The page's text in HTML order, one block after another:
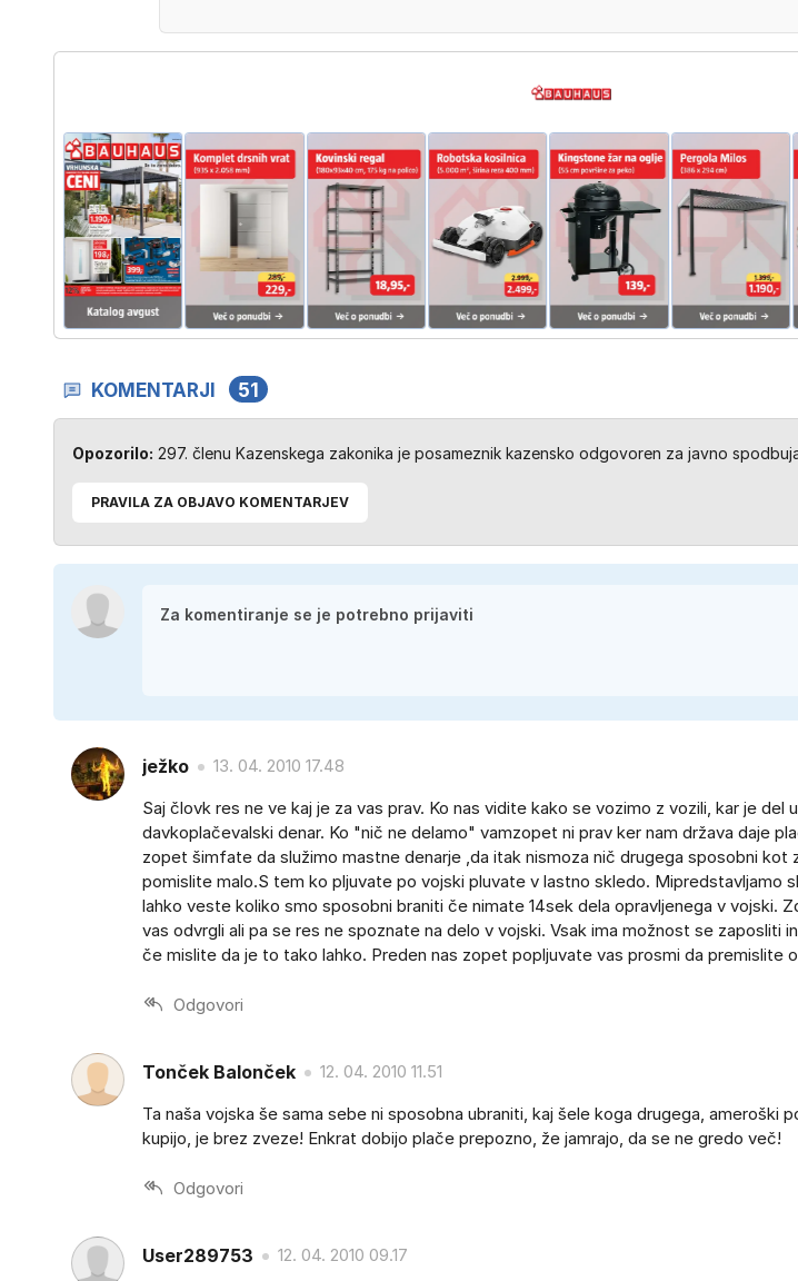
KOMENTARJI 51
Opozorilo: 297. členu Kazenskega zakonika je posameznik kazensko odgovoren za javno
PRAVILA ZA OBJAVO KOMENTARJEV
ježko
13. 04. 2010 17.48
Saj človk res ne ve kaj je za vas prav. Ko nas vidite kako se vozimo z vozili, kar je del
davkoplačevalski denar. Ko "nič ne delamo" vamzopet ni prav ker nam država daje
zopet šimfate da služimo mastne denarje ,da itak nismoza nič drugega sposobni kot
pomislite malo.S tem ko pljuvate po vojski pluvate v lastno skledo. Mipredstavljamo
lahko veste koliko smo sposobni braniti če nimate 14sek dela opravljenega v vojski.
vas odvrgli ali pa se res ne spoznate na delo v vojski. Vsak ima možnost se zaposliti
če mislite da je to tako lahko. Preden nas zopet popljuvate vas prosmi da premislite
Odgovori
Tonček Balonček
12. 04. 2010 11.51
Ta naša vojska še sama sebe ni sposobna ubraniti, kaj šele koga drugega, ameroški
kupijo, je brez zveze! Enkrat dobijo plače prepozno, že jamrajo, da se ne gredo več!
Odgovori
User289753 12. 04. 2010 09.17